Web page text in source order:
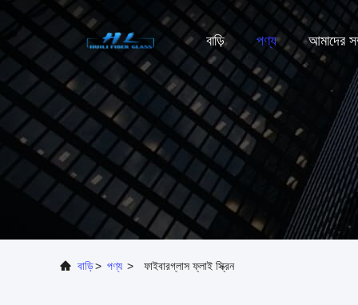
বাড়ি পণ্য আমাদের
বাড়ি> পণ্য > ফাইবারগ্লাস ফ্লাই স্ক্রিন